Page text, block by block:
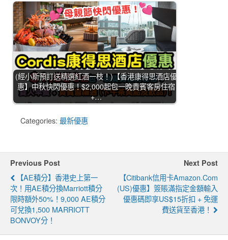
(經小斯預訂送精選紅酒一枝！)【香港康得思酒店優
惠】中秋快閃優惠！$2,000起包一晚貴賓客房住宿
+…
Categories: 最新優惠
Previous Post
【AE積分】香港史上第一
次！用AE積分換Marriott積分
限時額外50%！9,000 AE積分
可兌換1,500 MARRIOTT
BONVOY分！
Next Post
【Citibank信用卡Amazon.com
(US)優惠】簽賬滿指定金額輸入
優惠碼即享US$15折扣 + 免運
費送貨至香港！